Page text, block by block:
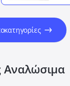
Αναλώσιμα